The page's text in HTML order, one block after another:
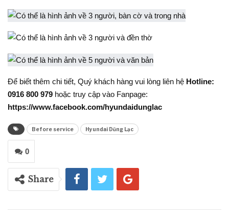
Để biết thêm chi tiết, Quý khách hàng vui lòng liên hệ Hotline:
0916 800 979 hoặc truy cập vào Fanpage:
https://www.facebook.com/hyundaidunglac
Before service Hyundai Dũng Lạc
0
Share